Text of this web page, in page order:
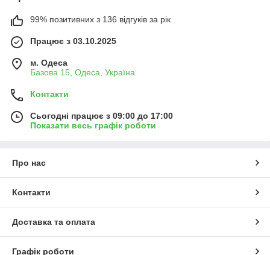
99% позитивних з 136 відгуків за рік
Працює з 03.10.2025
м. Одеса
Базова 15, Одеса, Україна
Контакти
Сьогодні працює з 09:00 до 17:00
Показати весь графік роботи
Про нас
Контакти
Доставка та оплата
Графік роботи